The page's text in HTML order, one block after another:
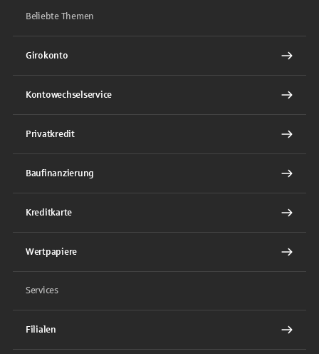
Beliebte Themen
Girokonto
Kontowechselservice
Privatkredit
Baufinanzierung
Kreditkarte
Wertpapiere
Services
Filialen